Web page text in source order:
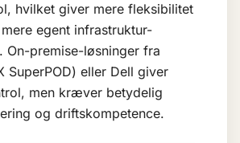
hvilket giver mere fleksibilitet
egent infrastruktur-
On-premise-løsninger fra
SuperPOD) eller Dell giver
men kræver betydelig
og driftskompetence.